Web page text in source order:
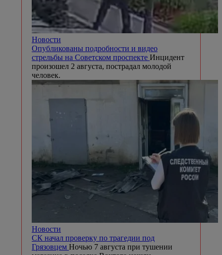
Новости
Опубликованы подробности и видео
стрельбы на Советском проспекте Инцидент
произошел 2 августа, пострадал молодой
человек.
Новости
СК начал проверку по трагедии под
Грязовцем Ночью 7 августа при тушении